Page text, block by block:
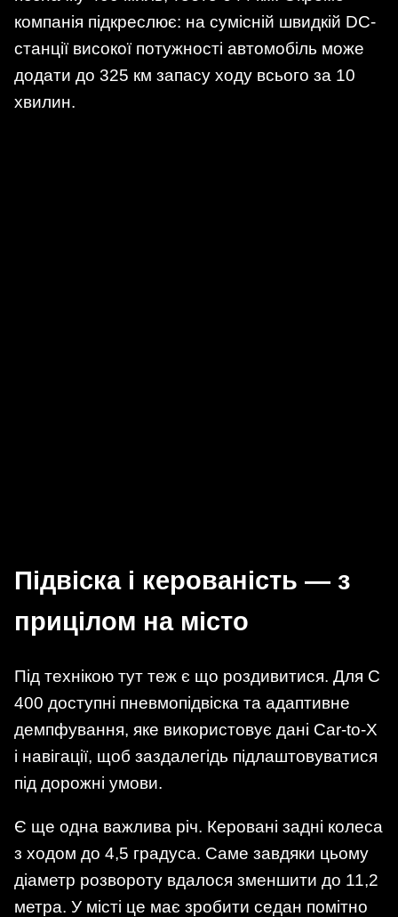
компанія підкреслює: на сумісній швидкій DC-
станції високої потужності автомобіль може
додати до 325 км запасу ходу всього за 10
хвилин.
Підвіска і керованість — з
прицілом на місто
Під технікою тут теж є що роздивитися. Для C
400 доступні пневмопідвіска та адаптивне
демпфування, яке використовує дані Car-to-X
і навігації, щоб заздалегідь підлаштовуватися
під дорожні умови.
Є ще одна важлива річ. Керовані задні колеса
з ходом до 4,5 градуса. Саме завдяки цьому
діаметр розвороту вдалося зменшити до 11,2
метра. У місті це має зробити седан помітно